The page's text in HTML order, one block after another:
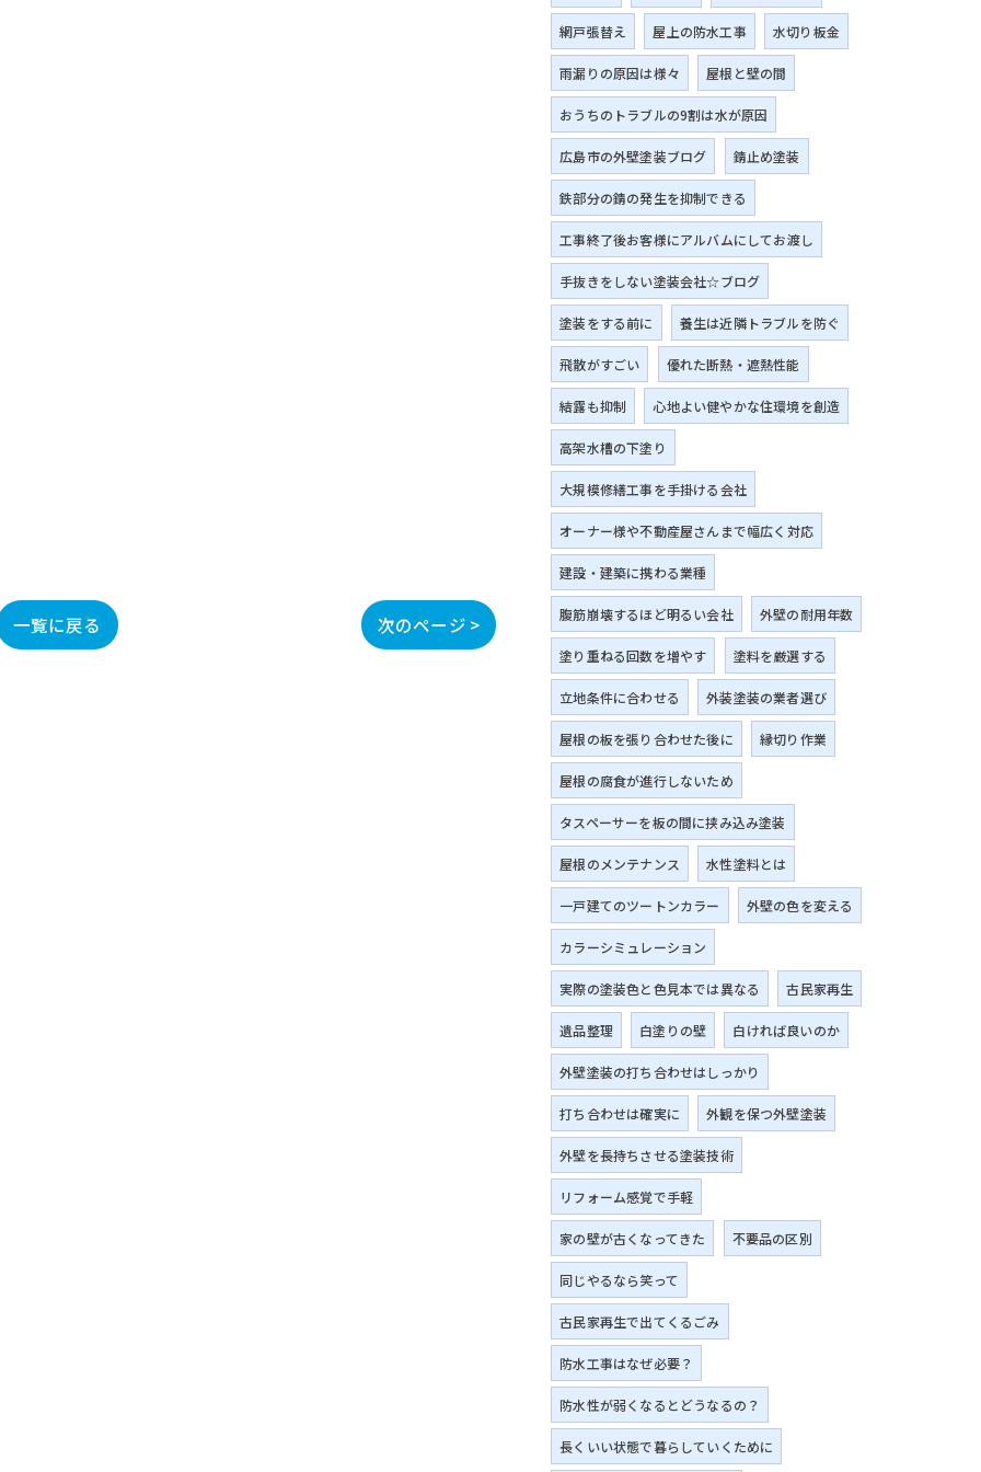
一覧に戻る 次のページ >
網戸張替え 屋上の防水工事 水切り板金
雨漏りの原因は様々 屋根と壁の間
おうちのトラブルの9割は水が原因
広島市の外壁塗装ブログ 錆止め塗装
鉄部分の錆の発生を抑制できる
工事終了後お客様にアルバムにしてお渡し
手抜きをしない塗装会社☆ブログ
塗装をする前に 養生は近隣トラブルを防ぐ
飛散がすごい 優れた断熱・遮熱性能
結露も抑制 心地よい健やかな住環境を創造
高架水槽の下塗り
大規模修繕工事を手掛ける会社
オーナー様や不動産屋さんまで幅広く対応
建設・建築に携わる業種
腹筋崩壊するほど明るい会社 外壁の耐用年数
塗り重ねる回数を増やす 塗料を厳選する
立地条件に合わせる 外装塗装の業者選び
屋根の板を張り合わせた後に 縁切り作業
屋根の腐食が進行しないため
タスペーサーを板の間に挟み込み塗装
屋根のメンテナンス 水性塗料とは
一戸建てのツートンカラー 外壁の色を変える
カラーシミュレーション
実際の塗装色と色見本では異なる 古民家再生
遺品整理 白塗りの壁 白ければ良いのか
外壁塗装の打ち合わせはしっかり
打ち合わせは確実に 外観を保つ外壁塗装
外壁を長持ちさせる塗装技術
リフォーム感覚で手軽
家の壁が古くなってきた 不要品の区別
同じやるなら笑って
古民家再生で出てくるごみ
防水工事はなぜ必要？
防水性が弱くなるとどうなるの？
長くいい状態で暮らしていくために